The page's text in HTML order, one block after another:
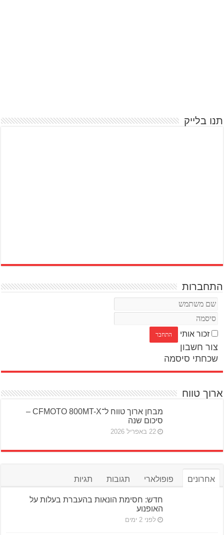
תנו בלייק
התחברות
זכור אותי
צור חשבון
שכחתי סיסמה
ארוך טווח
מבחן ארוך טווח ל־CFMOTO 800MT-X –
סיכום שנה
22 באפריל 2026
אחרונים פופולארי תגובות תגיות
חדש: חסימת הונאות בהעברת בעלות על
האופנוע
לפני 2 ימים